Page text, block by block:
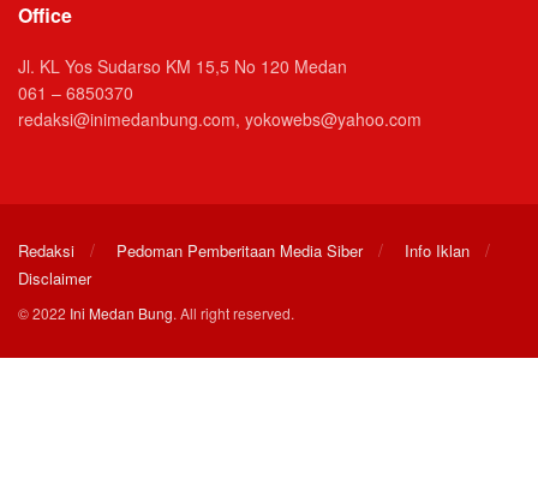
Office
Jl. KL Yos Sudarso KM 15,5 No 120 Medan
061 – 6850370
redaksi@inimedanbung.com, yokowebs@yahoo.com
Redaksi Pedoman Pemberitaan Media Siber
Info Iklan
Disclaimer
© 2022 Ini Medan Bung. All right reserved.